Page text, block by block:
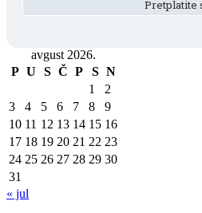
avgust 2026.
P U S Č P S N
1
2
3
4 5 6 7 8
9
10 11 12 13 14 15 16
17 18 19 20 21 22 23
24 25 26 27 28 29 30
31
« jul